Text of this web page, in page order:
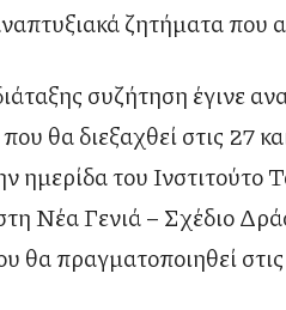
ζητήματα που
συζήτηση έγινε
θα διεξαχθεί στις 27
ημερίδα του Ινστιτούτο
Νέα Γενιά – Σχέδιο
θα πραγματοποιηθεί